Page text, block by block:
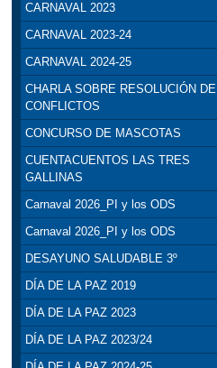
CARNAVAL 2023
CARNAVAL 2023-24
CARNAVAL 2024-25
CHARLA SOBRE RESOLUCIÓN DE
CONFLICTOS
CONCURSO DE MASCOTAS
CUENTACUENTOS LAS TRES
GALLINAS
Carnaval 2026_PI y los ODS
Carnaval 2026_PI y los ODS
DESAYUNO SALUDABLE 3º
DÍA DE LA PAZ 2019
DÍA DE LA PAZ 2023
DÍA DE LA PAZ 2023/24